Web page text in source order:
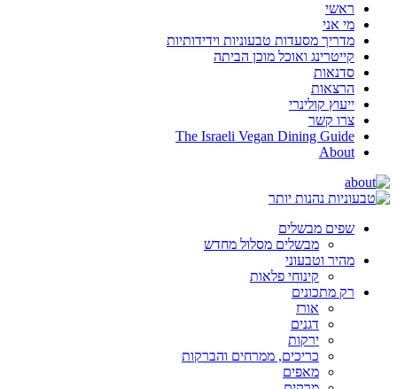
ראשי
מי אני
מדריך מסעדות טבעוניות וידידותיות
קייטרינג ואוכל מוכן הביתה
סדנאות
הרצאות
ייעוץ קולינרי
צרו קשר
The Israeli Vegan Dining Guide
About
שפים מבשלים
מבשלים מסלול מחדש
מהיר וטבעוני
קינוחי פלאות
רק מתכונים
אורז
דגנים
ירקות
כריכים, ממרחים והברקות
מאפים